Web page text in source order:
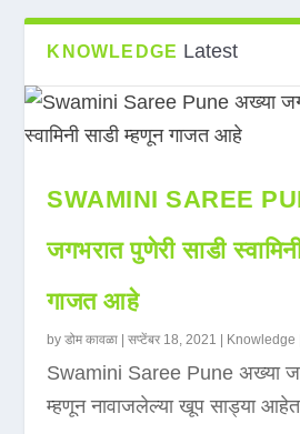
KNOWLEDGE Latest
SWAMINI SAREE
जगभरात पुणेरी साडी
गाजत आहे
byडोम कावळा |सप्टेंबर 18, 2021 Knowledge
Swamini Saree Pune अख्या
म्हणून नावाजलेल्या खूप साड्या